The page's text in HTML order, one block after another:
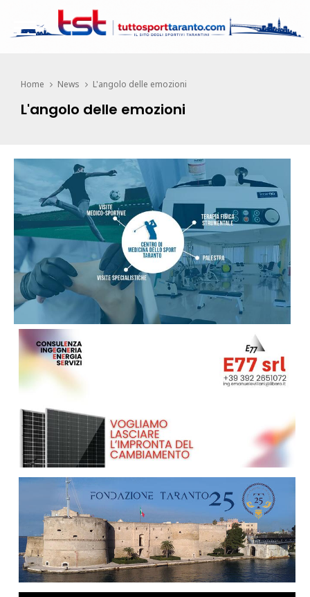
Home News L'angolo delle emozioni
L'angolo delle emozioni